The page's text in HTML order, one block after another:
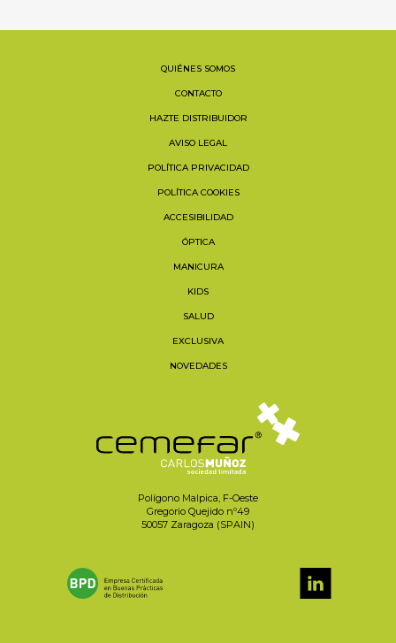
Polígono Malpica, F-Oeste
Gregorio Quejido nº49
50057 Zaragoza (SPAIN)
QUIÉNES SOMOS
CONTACTO
HAZTE DISTRIBUIDOR
AVISO LEGAL
POLÍTICA PRIVACIDAD
POLÍTICA COOKIES
ACCESIBILIDAD
ÓPTICA
MANICURA
KIDS
SALUD
EXCLUSIVA
NOVEDADES